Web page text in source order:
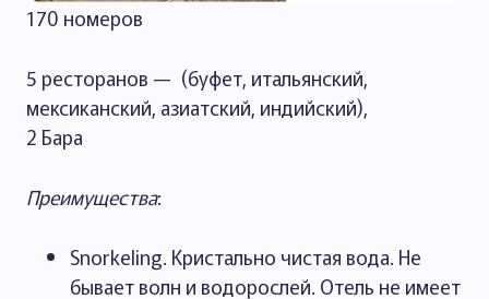
170 номеров
5 ресторанов — (буфет, итальянский,
мексиканский, азиатский, индийский),
2 Бара
Преимущества:
Snorkeling. Кристально чистая вода. Не
бывает волн и водорослей. Отель не имеет